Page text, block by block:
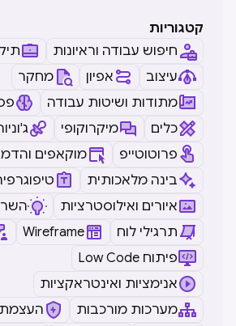
קטגוריות
חיפוש עבודה וראיונות
עיצוב
אפיון
מחקר
מתודות ושיטות עבודה
כלים
מיקרוקופי
פרוטוטייפ
מוקאפים
בינה מלאכותית
איורים ואילוסטרציות
תרגילי לוח
Wireframe
Low Code פיתוח
אנימציות ואינטראקציות
מערכות מורכבות